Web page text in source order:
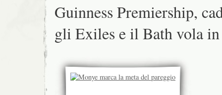
Guinness Premiership,
gli Exiles e il Bath vola in